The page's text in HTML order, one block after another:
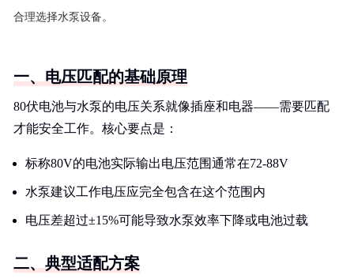
合理选择水泵设备。
一、电压匹配的基础原理
80伏电池与水泵的电压关系就像插座和电器——需要匹配
才能安全工作。核心要点是：
标称80V的电池实际输出电压范围通常在72-88V
水泵建议工作电压应完全包含在这个范围内
电压差超过±15%可能导致水泵效率下降或电池过载
二、典型适配方案